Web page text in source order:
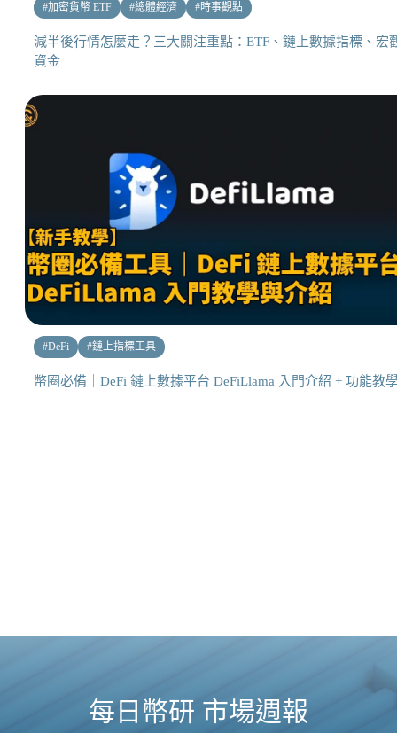
#加密貨幣 ETF #總體經濟 #時事觀點
減半後行情怎麼走？三大關注重點：ETF、鏈上數據指標、宏
資金
#DeFi #鏈上指標工具
幣圈必備｜DeFi 鏈上數據平台 DeFiLlama 入門介紹 + 功能教
每日幣研 市場週報